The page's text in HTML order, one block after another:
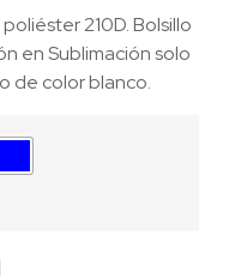
210D. Bolsillo
en Sublimación solo
de color blanco.